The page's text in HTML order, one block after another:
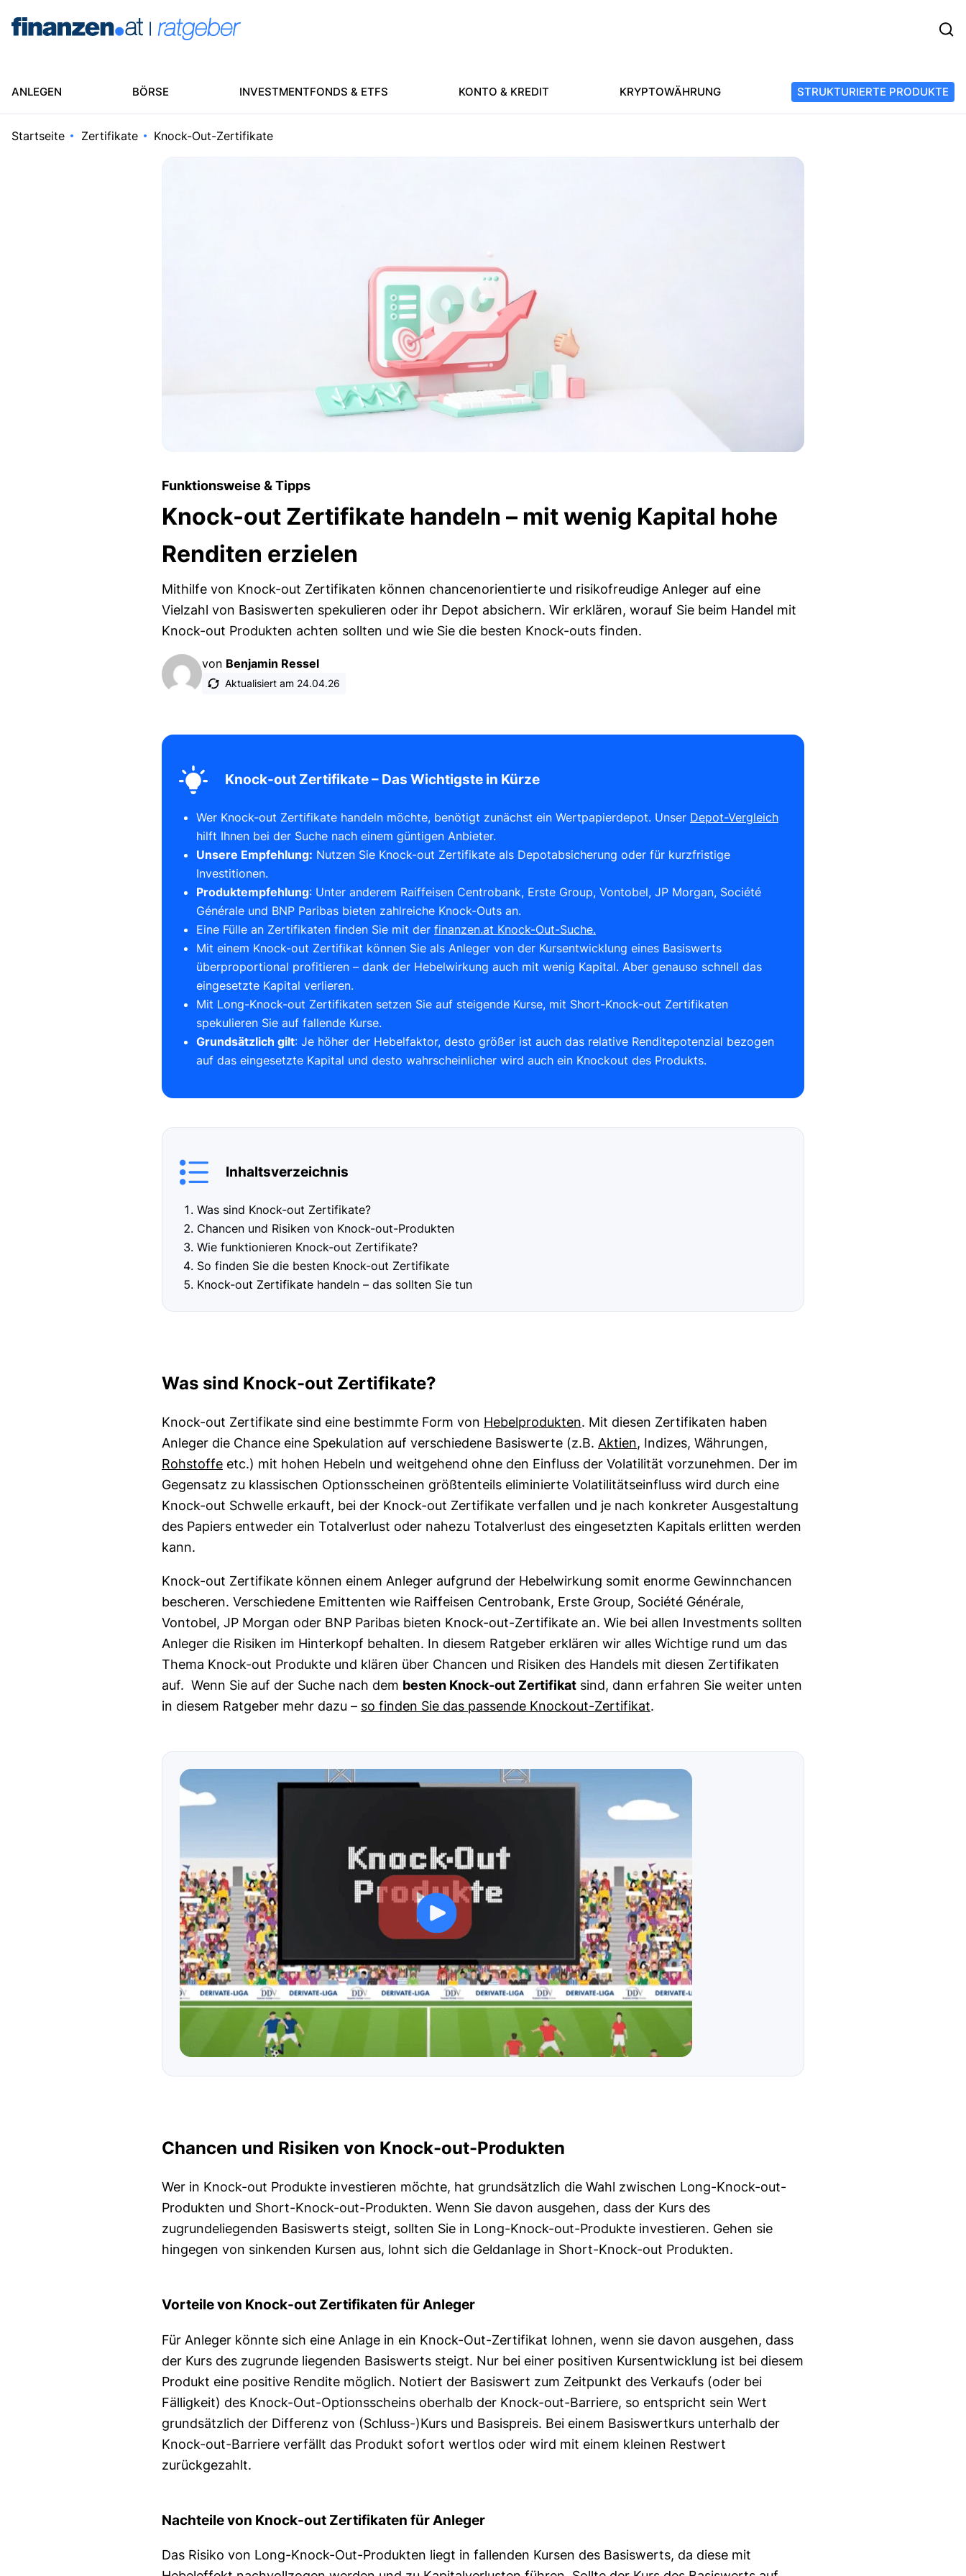
ANLEGEN BÖRSE INVESTMENTFONDS & ETFS KONTO & KREDIT KRYPTOWÄHRUNG STRUKTURIERTE PRODUKTE
Startseite Zertifikate Knock-Out-Zertifikate
Funktionsweise & Tipps
Knock-out Zertifikate handeln – mit wenig Kapital hohe
Renditen erzielen
Mithilfe von Knock-out Zertifikaten können chancenorientierte und risikofreudige Anleger auf eine
Vielzahl von Basiswerten spekulieren oder ihr Depot absichern. Wir erklären, worauf Sie beim Handel mit
Knock-out Produkten achten sollten und wie Sie die besten Knock-outs finden.
von Benjamin Ressel
Aktualisiert am 24.04.26
Knock-out Zertifikate – Das Wichtigste in Kürze
Wer Knock-out Zertifikate handeln möchte, benötigt zunächst ein Wertpapierdepot. Unser Depot-Vergleich
hilft Ihnen bei der Suche nach einem güntigen Anbieter.
Unsere Empfehlung: Nutzen Sie Knock-out Zertifikate als Depotabsicherung oder für kurzfristige
Investitionen.
Produktempfehlung: Unter anderem Raiffeisen Centrobank, Erste Group, Vontobel, JP Morgan, Société
Générale und BNP Paribas bieten zahlreiche Knock-Outs an.
Eine Fülle an Zertifikaten finden Sie mit der finanzen.at Knock-Out-Suche.
Mit einem Knock-out Zertifikat können Sie als Anleger von der Kursentwicklung eines Basiswerts
überproportional profitieren – dank der Hebelwirkung auch mit wenig Kapital. Aber genauso schnell das
eingesetzte Kapital verlieren.
Mit Long-Knock-out Zertifikaten setzen Sie auf steigende Kurse, mit Short-Knock-out Zertifikaten
spekulieren Sie auf fallende Kurse.
Grundsätzlich gilt: Je höher der Hebelfaktor, desto größer ist auch das relative Renditepotenzial bezogen
auf das eingesetzte Kapital und desto wahrscheinlicher wird auch ein Knockout des Produkts.
Inhaltsverzeichnis
Was sind Knock-out Zertifikate?
Chancen und Risiken von Knock-out-Produkten
Wie funktionieren Knock-out Zertifikate?
So finden Sie die besten Knock-out Zertifikate
Knock-out Zertifikate handeln – das sollten Sie tun
Was sind Knock-out Zertifikate?
Knock-out Zertifikate sind eine bestimmte Form von Hebelprodukten. Mit diesen Zertifikaten haben
Anleger die Chance eine Spekulation auf verschiedene Basiswerte (z.B. Aktien, Indizes, Währungen,
Rohstoffe etc.) mit hohen Hebeln und weitgehend ohne den Einfluss der Volatilität vorzunehmen. Der im
Gegensatz zu klassischen Optionsscheinen größtenteils eliminierte Volatilitätseinfluss wird durch eine
Knock-out Schwelle erkauft, bei der Knock-out Zertifikate verfallen und je nach konkreter Ausgestaltung
des Papiers entweder ein Totalverlust oder nahezu Totalverlust des eingesetzten Kapitals erlitten werden
kann.
Knock-out Zertifikate können einem Anleger aufgrund der Hebelwirkung somit enorme Gewinnchancen
bescheren. Verschiedene Emittenten wie Raiffeisen Centrobank, Erste Group, Société Générale,
Vontobel, JP Morgan oder BNP Paribas bieten Knock-out-Zertifikate an. Wie bei allen Investments sollten
Anleger die Risiken im Hinterkopf behalten. In diesem Ratgeber erklären wir alles Wichtige rund um das
Thema Knock-out Produkte und klären über Chancen und Risiken des Handels mit diesen Zertifikaten
auf. Wenn Sie auf der Suche nach dem besten Knock-out Zertifikat sind, dann erfahren Sie weiter unten
in diesem Ratgeber mehr dazu – so finden Sie das passende Knockout-Zertifikat.
Chancen und Risiken von Knock-out-Produkten
Wer in Knock-out Produkte investieren möchte, hat grundsätzlich die Wahl zwischen Long-Knock-out-
Produkten und Short-Knock-out-Produkten. Wenn Sie davon ausgehen, dass der Kurs des
zugrundeliegenden Basiswerts steigt, sollten Sie in Long-Knock-out-Produkte investieren. Gehen sie
hingegen von sinkenden Kursen aus, lohnt sich die Geldanlage in Short-Knock-out Produkten.
Vorteile von Knock-out Zertifikaten für Anleger
Für Anleger könnte sich eine Anlage in ein Knock-Out-Zertifikat lohnen, wenn sie davon ausgehen, dass
der Kurs des zugrunde liegenden Basiswerts steigt. Nur bei einer positiven Kursentwicklung ist bei diesem
Produkt eine positive Rendite möglich. Notiert der Basiswert zum Zeitpunkt des Verkaufs (oder bei
Fälligkeit) des Knock-Out-Optionsscheins oberhalb der Knock-out-Barriere, so entspricht sein Wert
grundsätzlich der Differenz von (Schluss-)Kurs und Basispreis. Bei einem Basiswertkurs unterhalb der
Knock-out-Barriere verfällt das Produkt sofort wertlos oder wird mit einem kleinen Restwert
zurückgezahlt.
Nachteile von Knock-out Zertifikaten für Anleger
Das Risiko von Long-Knock-Out-Produkten liegt in fallenden Kursen des Basiswerts, da diese mit